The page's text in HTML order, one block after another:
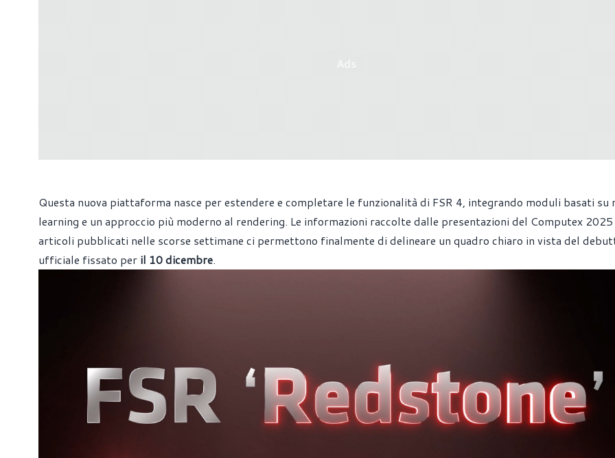
Questa nuova piattaforma nasce per estendere e completare le funzionalità di FSR 4, integrando moduli basati su
learning e un approccio più moderno al rendering. Le informazioni raccolte dalle presentazioni del Computex 2025
articoli pubblicati nelle scorse settimane ci permettono finalmente di delineare un quadro chiaro in vista del
ufficiale fissato per il 10 dicembre.